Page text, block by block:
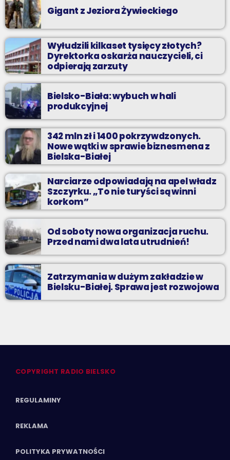
Gigant z Jeziora Żywieckiego
Wyłudzili kilkaset tysięcy złotych?
Dyrektorka oskarża nauczycieli, ci
odpierają zarzuty
Bielsko-Biała: wybuch w hali
produkcyjnej
342 mln zł i 1400 pokrzywdzonych.
Nowe wątki w sprawie biznesmena z
Bielska-Białej
Narciarze odpowiadają na apel władz
Szczyrku. „To nie turyści są winni
korkom”
Od soboty nowa organizacja ruchu.
Przed nami dwa lata utrudnień!
Zatrzymania w dużym zakładzie w
Bielsku-Białej. Sprawa jest rozwojowa
COPYRIGHT RADIO BIELSKO
REGULAMINY
REKLAMA
POLITYKA PRYWATNOŚCI